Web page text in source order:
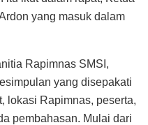
yang masuk dalam
Rapimnas SMSI,
yang disepakati
lokasi Rapimnas, peserta,
pembahasan. Mulai dari